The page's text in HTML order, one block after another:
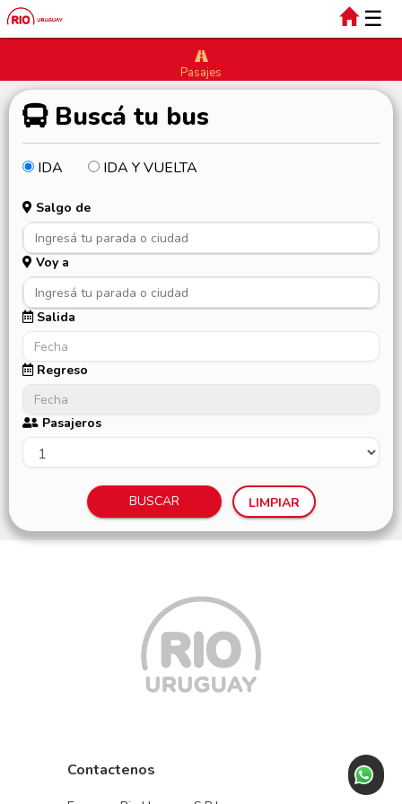
☰
Pasajes
Buscá tu bus
IDA IDA Y VUELTA
Salgo de
Voy a
Salida
Regreso
Pasajeros
BUSCAR LIMPIAR
Contactenos